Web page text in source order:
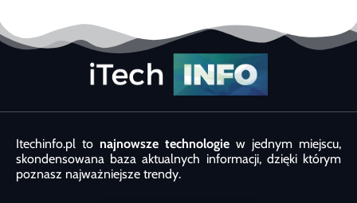
Itechinfo.pl to najnowsze technologie w jednym miejscu,
skondensowana baza aktualnych informacji, dzięki którym
poznasz najważniejsze trendy.